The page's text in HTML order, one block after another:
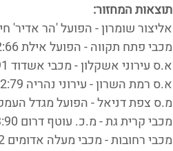
תוצאות המחזור:
אליצור שומרון - הפועל 'הר אדיר' חיפה
מכבי פתח תקווה - הפועל אילת 102:66
א.ס עירוני אשקלון - מכבי אשדוד 83:91
א.ס רמת השרון - עירוני נהריה 92:79
מ.ס צפת דניאל - הפועל מגדל העמק
מכבי קרית גת - מ.כ. עוטף דרום 103:90
מכבי רחובות - מכבי מעלה אדומים 67:102